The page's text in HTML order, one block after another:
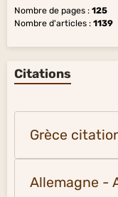
Nombre de pages : 125
Nombre d'articles : 1139
Citations
Grèce
Allemagne -